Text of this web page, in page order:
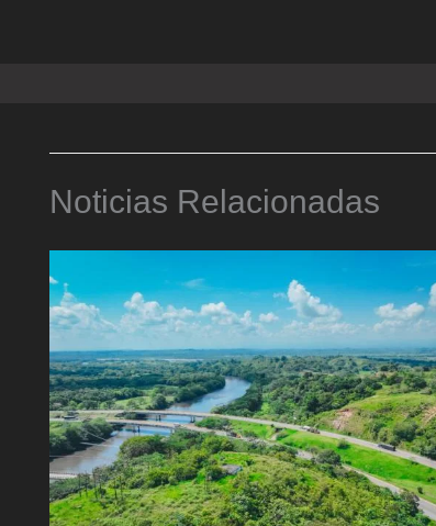
Noticias Relacionadas